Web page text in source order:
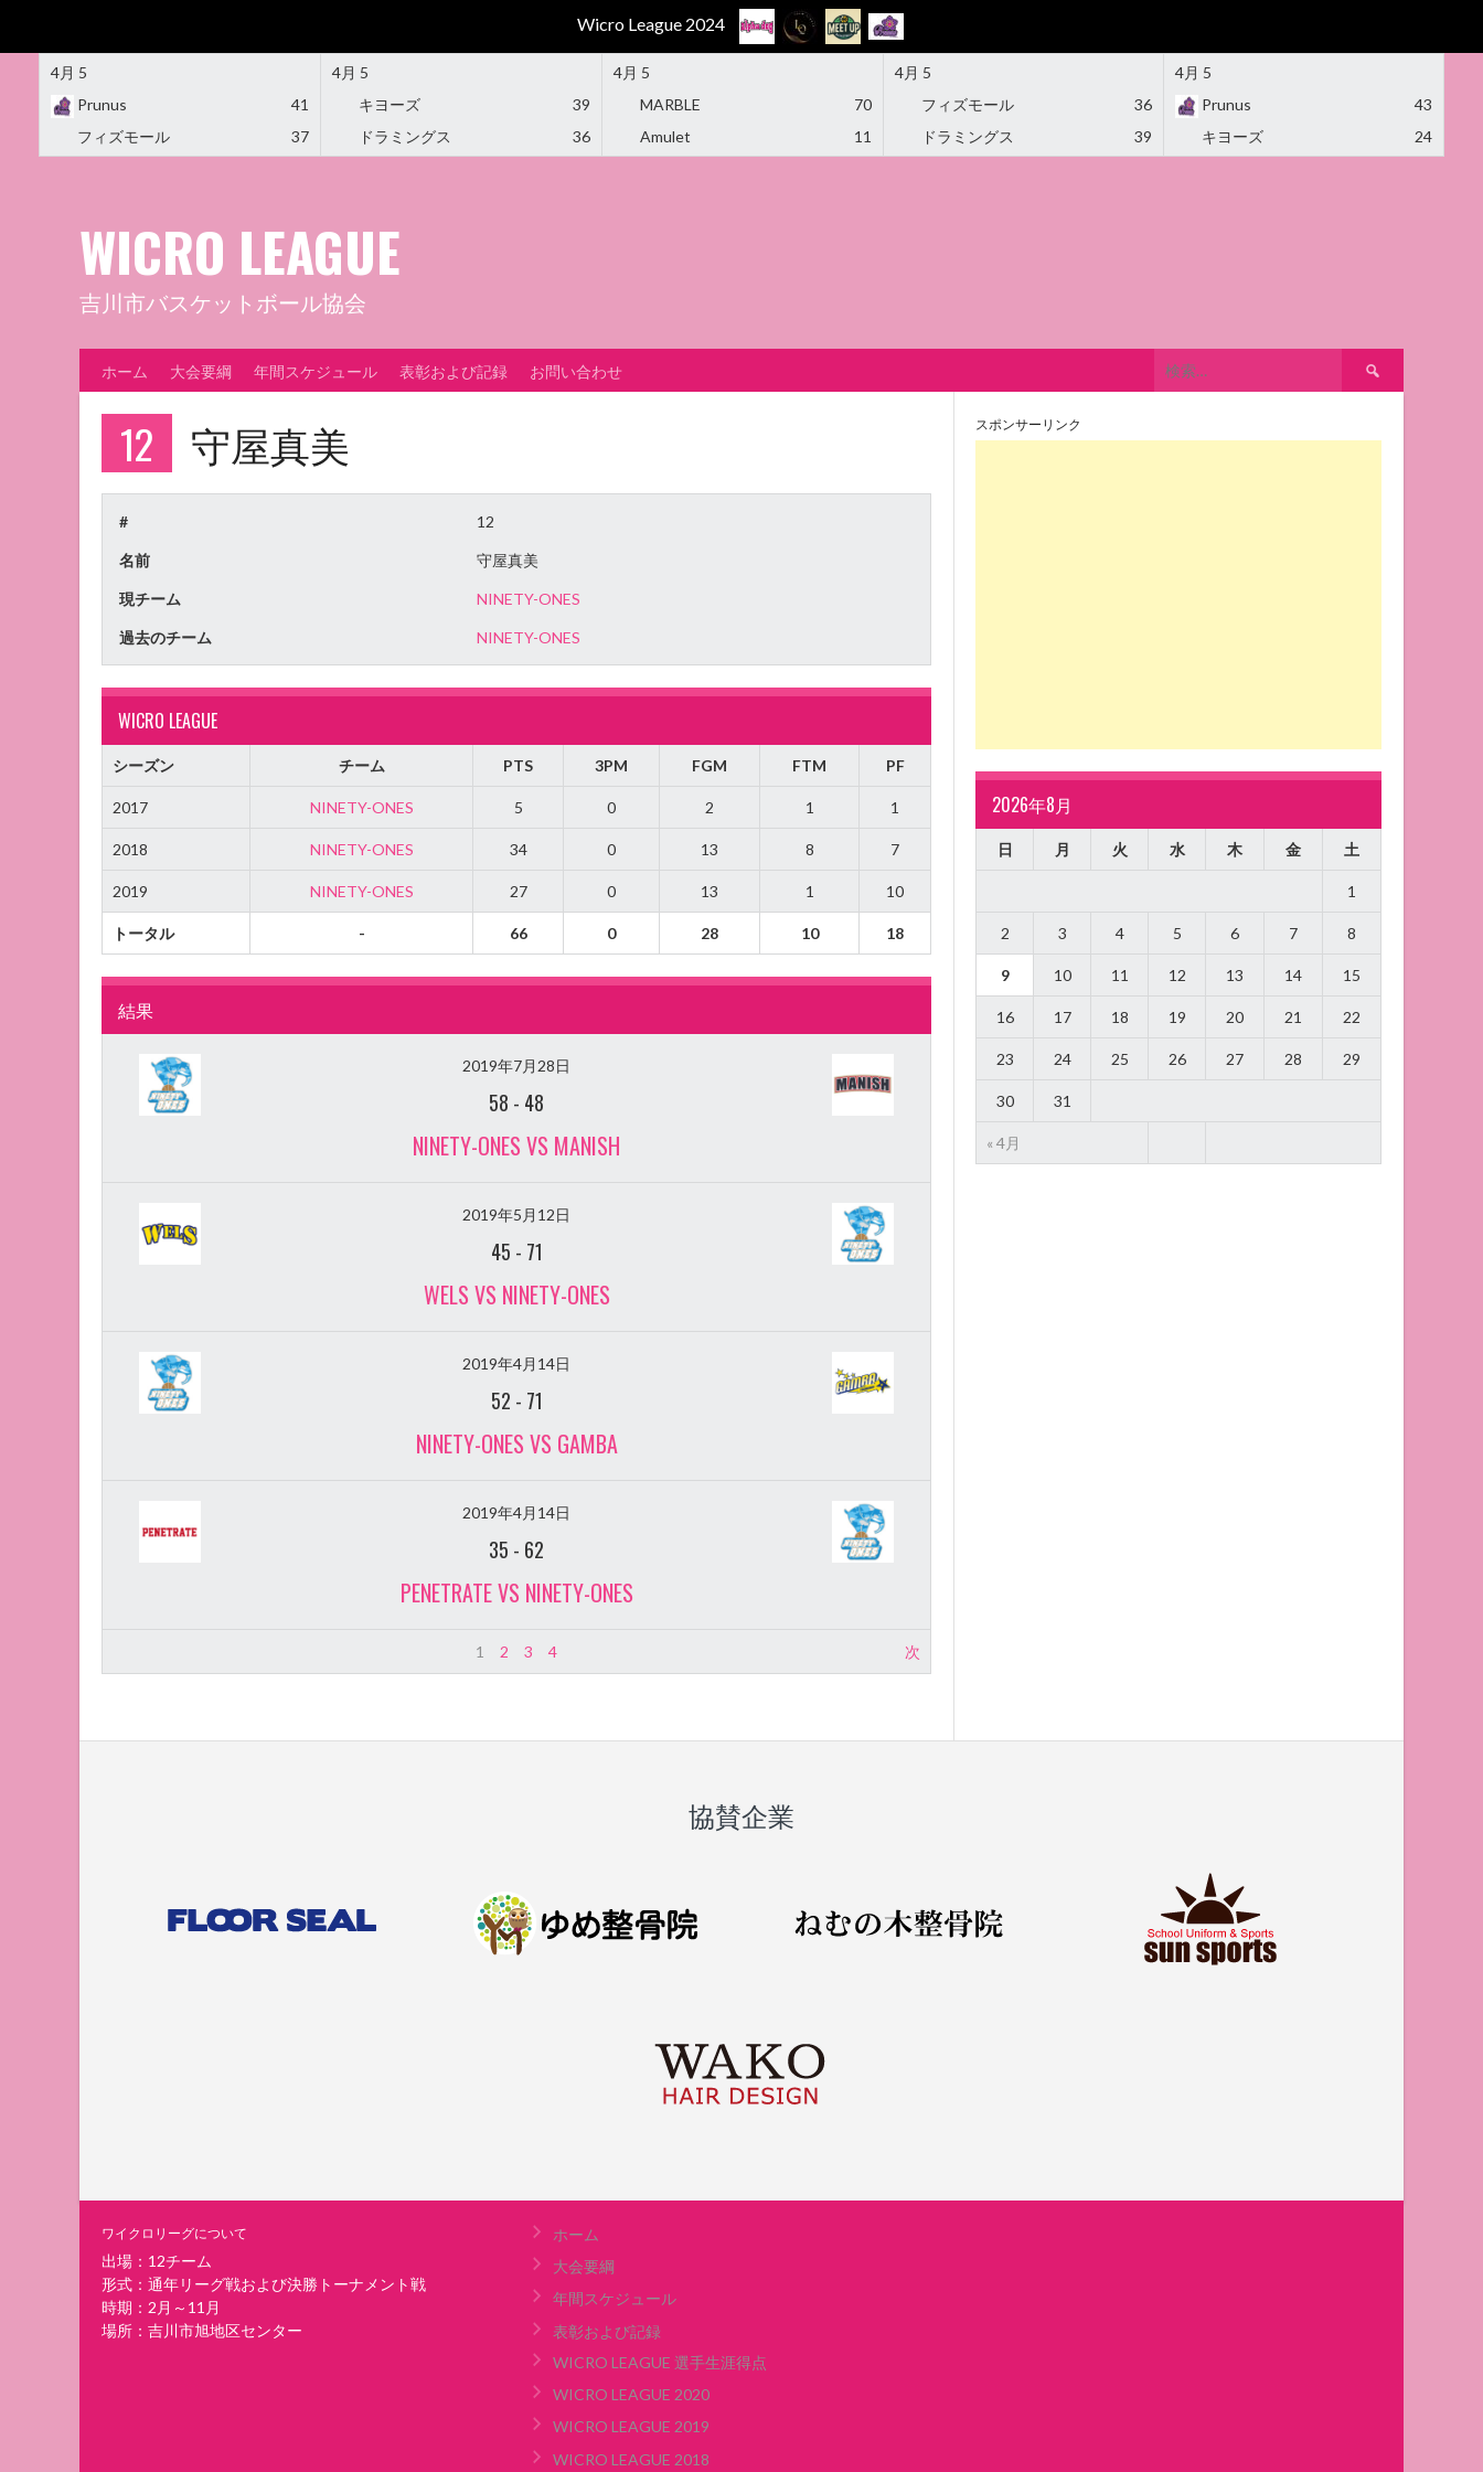
Wicro League 2024
4月 5
Prunus
41
フィズモール
37
4月 5
キヨーズ
39
ドラミングス
36
4月 5
MARBLE
70
Amulet
11
4月 5
フィズモール
36
ドラミングス
39
4月 5
Prunus
43
キヨーズ
24
WICRO LEAGUE
吉川市バスケットボール協会
ホーム 大会要綱 年間スケジュール 表彰および記録 お問い合わせ
索:
12 守屋真美
# 12
名前 守屋真美
現チーム NINETY-ONES
過去のチーム NINETY-ONES
WICRO LEAGUE
シーズン チーム PTS 3PM FGM FTM PF
2017 NINETY-ONES 5 0 2 1 1
2018 NINETY-ONES 34 0 13 8 7
2019 NINETY-ONES 27 0 13 1 10
トータル - 66 0 28 10 18
結果
2019年7月28日
58 - 48
NINETY-ONES VS MANISH
2019年5月12日
45 - 71
WELS VS NINETY-ONES
2019年4月14日
52 - 71
NINETY-ONES VS GAMBA
2019年4月14日
35 - 62
PENETRATE VS NINETY-ONES
1 2 3 4 次
スポンサーリンク
2026年8月
日 月 火 水 木 金 土
« 4月
1
2 3 4 5 6 7 8
9 10 11 12 13 14 15
16 17 18 19 20 21 22
23 24 25 26 27 28 29
30 31
協賛企業
ワイクロリーグについて
出場：12チーム
形式：通年リーグ戦および決勝トーナメント戦
時期：2月～11月
場所：吉川市旭地区センター
ホーム
大会要綱
年間スケジュール
表彰および記録
WICRO LEAGUE 選手生涯得点
WICRO LEAGUE 2020
WICRO LEAGUE 2019
WICRO LEAGUE 2018